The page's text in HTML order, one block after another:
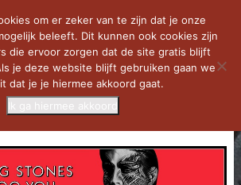
om er zeker van te zijn dat je onze
beleeft. Dit kunnen ook cookies zijn
die ervoor zorgen dat de site gratis blijft
je deze website blijft gebruiken gaan we
dat je je hiermee akkoord gaat.
Ik ga hiermee akkoord